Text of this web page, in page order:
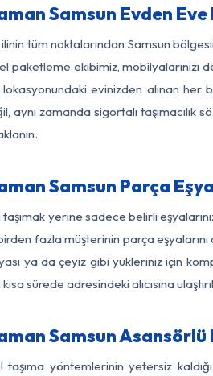
Samsun Evden
tüm noktalarından Samsun
paketleme ekibimiz, mobilyalarınızı
lokasyonundaki evinizden alınan
aynı zamanda sigortalı taşımacılık
Samsun Parça
yerine sadece belirli
fazla müşterinin parça
ya da çeyiz gibi yükleriniz için
sürede adresindeki alıcısına
Samsun
taşıma yöntemlerinin yetersiz